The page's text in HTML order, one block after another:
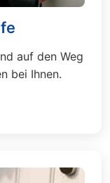
auf den Weg
bei Ihnen.